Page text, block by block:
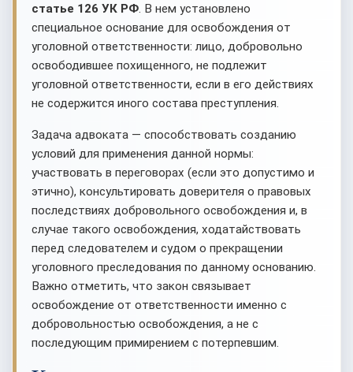
статье 126 УК РФ. В нем установлено
специальное основание для освобождения от
уголовной ответственности: лицо, добровольно
освободившее похищенного, не подлежит
уголовной ответственности, если в его действиях
не содержится иного состава преступления.
Задача адвоката — способствовать созданию
условий для применения данной нормы:
участвовать в переговорах (если это допустимо и
этично), консультировать доверителя о правовых
последствиях добровольного освобождения и, в
случае такого освобождения, ходатайствовать
перед следователем и судом о прекращении
уголовного преследования по данному основанию.
Важно отметить, что закон связывает
освобождение от ответственности именно с
добровольностью освобождения, а не с
последующим примирением с потерпевшим.